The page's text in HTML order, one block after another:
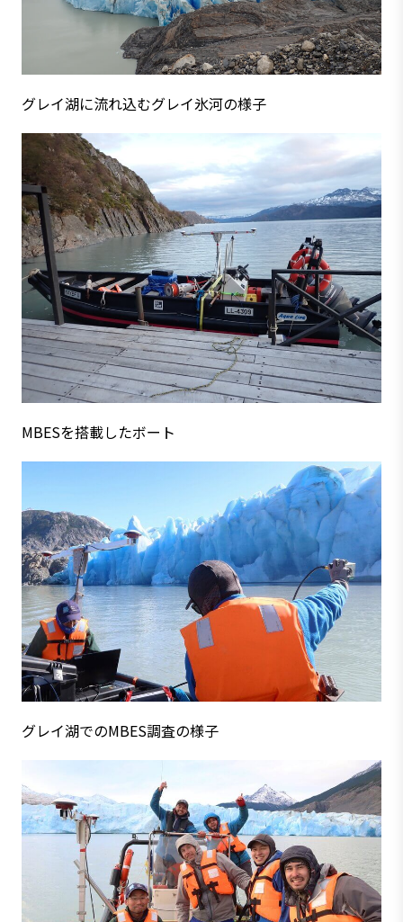
グレイ湖に流れ込むグレイ氷河の様子
MBESを搭載したボート
グレイ湖でのMBES調査の様子